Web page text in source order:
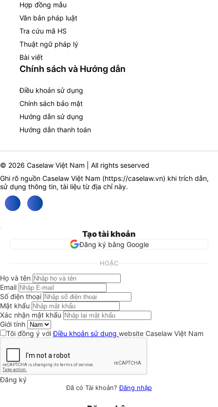
Hợp đồng mẫu
Văn bản pháp luật
Tra cứu mã HS
Thuật ngữ pháp lý
Bài viết
Chính sách và Hướng dẫn
Điều khoản sử dụng
Chính sách bảo mật
Hướng dẫn sử dụng
Hướng dẫn thanh toán
© 2026 Caselaw Việt Nam | All rights seserved
Ghi rõ nguồn Caselaw Việt Nam (https://caselaw.vn) khi trích dẫn,
sử dụng thông tin, tài liệu từ địa chỉ này.
Tạo tài khoản
Đăng ký bằng Google
HOẶC
Họ và tên
Email
Số điện thoại
Mật khẩu
Xác nhận mật khẩu
Giới tính
Tôi đồng ý vớiĐiều khoản sử dụng website Caselaw Việt Nam
Đăng ký
Đã có Tài khoản?Đăng nhập